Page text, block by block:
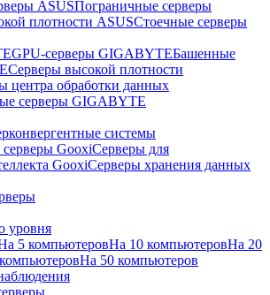
ASUSПограничные серверы
плотности ASUSСтоечные серверы
GPU-серверы GIGABYTEБашенные
Серверы высокой плотности
центра обработки данных
серверы GIGABYTE
системы
GooxiСерверы для
GooxiСерверы хранения данных
уровня
5 компьютеровНа 10 компьютеровНа 20
На 50 компьютеров